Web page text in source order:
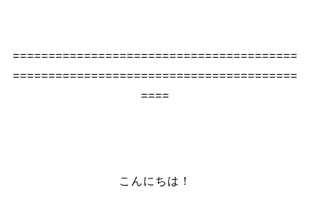
========================================
========================================
====
こんにちは！